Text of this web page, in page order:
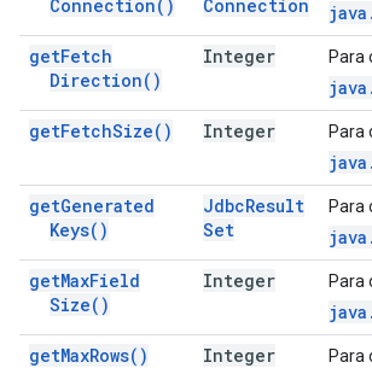
Connection( )
Connection
getFetch
Direction( )
Integer Para
getFetchSize( ) Integer Para
getGenerated
Keys( )
JdbcResult
Set
Para
getMaxField
Size( )
Integer Para
getMaxRows( ) Integer Para